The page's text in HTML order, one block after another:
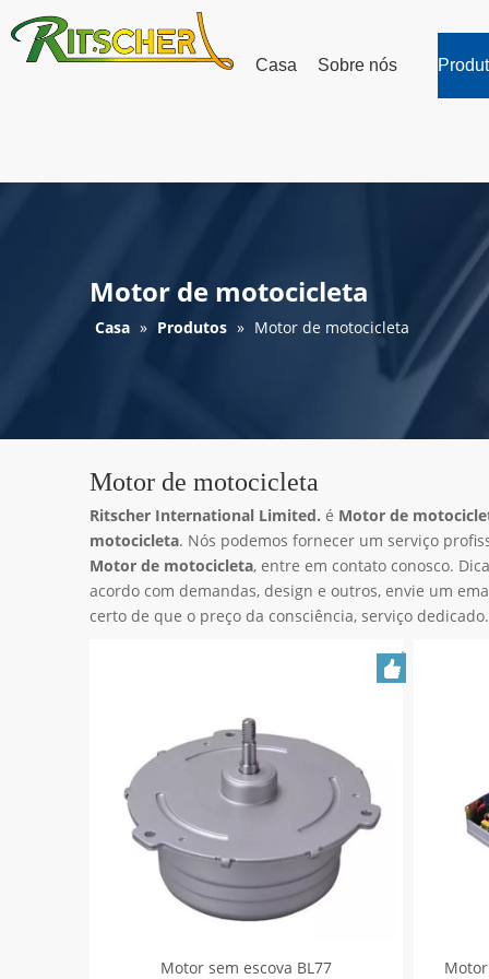
Casa Sobre nós
Motor de motocicleta
Casa » Produtos » Motor de motocicleta
Motor de motocicleta
Ritscher International Limited. é Motor de
motocicleta. Nós podemos fornecer um serviço
Motor de motocicleta, entre em contato conosco.
acordo com demandas, design e outros, envie um
certo de que o preço da consciência, serviço dedicado.
Motor sem escova BL77